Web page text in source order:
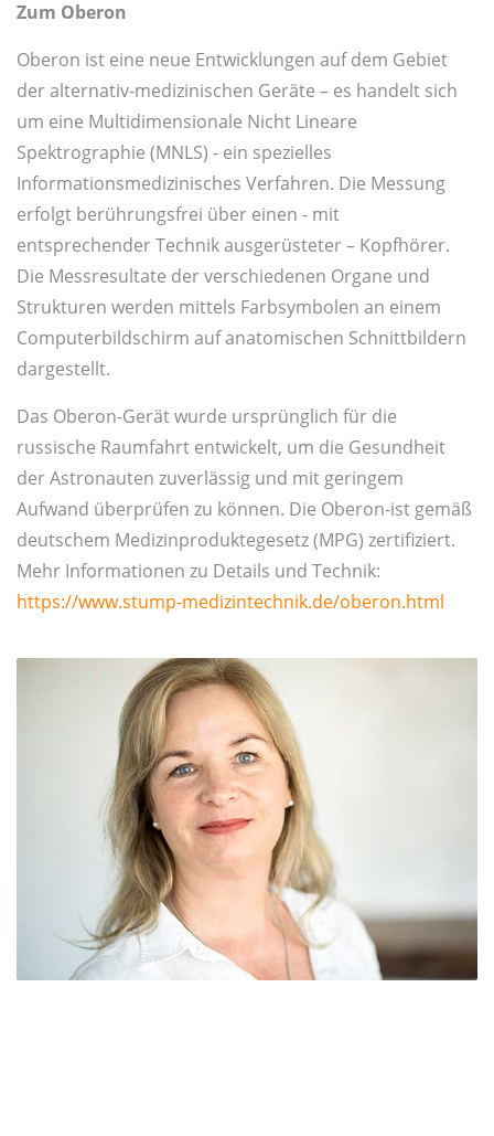
Zum Oberon
Oberon ist eine neue Entwicklungen auf dem Gebiet
der alternativ-medizinischen Geräte – es handelt sich
um eine Multidimensionale Nicht Lineare
Spektrographie (MNLS) - ein spezielles
Informationsmedizinisches Verfahren. Die Messung
erfolgt berührungsfrei über einen - mit
entsprechender Technik ausgerüsteter – Kopfhörer.
Die Messresultate der verschiedenen Organe und
Strukturen werden mittels Farbsymbolen an einem
Computerbildschirm auf anatomischen Schnittbildern
dargestellt.
Das Oberon-Gerät wurde ursprünglich für die
russische Raumfahrt entwickelt, um die Gesundheit
der Astronauten zuverlässig und mit geringem
Aufwand überprüfen zu können. Die Oberon-ist gemäß
deutschem Medizinproduktegesetz (MPG) zertifiziert.
Mehr Informationen zu Details und Technik:
https://www.stump-medizintechnik.de/oberon.html